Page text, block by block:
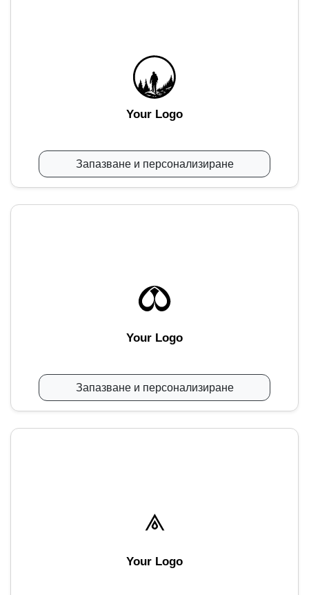
Your Logo
Запазване и персонализиране
Your Logo
Запазване и персонализиране
Your Logo